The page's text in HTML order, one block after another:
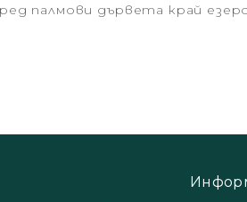
палмови дървета край